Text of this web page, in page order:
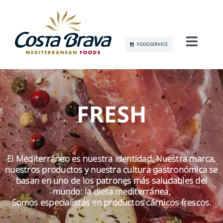
content
FOODSERVICE
CONÓCENOS
SOSTENIBILIDAD
PRODUCTOS
COMUNICACIÓN
EMPLEO
CONTACTO
FRESH
El Mediterráneo es nuestra identidad. Nuestra marca,
nuestros productos y nuestra cultura gastronómica se
basan en uno de los patrones más saludables del
mundo: la dieta mediterránea.
Somos especialistas en productos cárnicos frescos.